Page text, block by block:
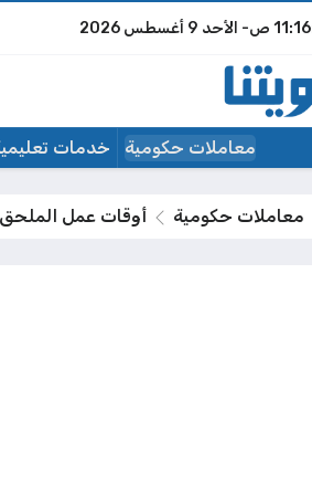
11:16 ص الأحد 9 أغسطس 2026
معاملات حكومية خدمات
معاملات حكومية أوقات عمل الملحق